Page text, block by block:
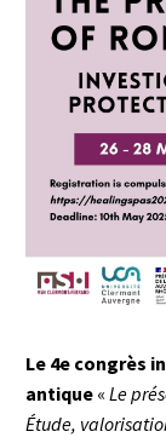
Le 4e congrès
antique « Le
Étude,